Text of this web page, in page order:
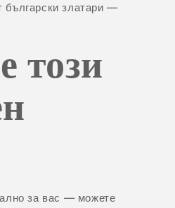
български златари —
този
за вас — можете